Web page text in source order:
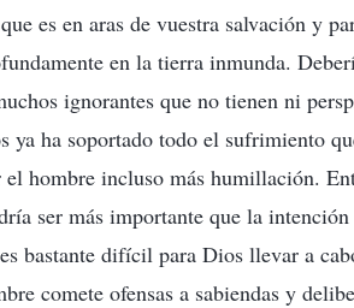
es en aras de vuestra salvación y
en la tierra inmunda.
ignorantes que no tienen ni
ya ha soportado todo el sufrimiento
hombre incluso más humillación.
ser más importante que la
bastante difícil para Dios llevar a
comete ofensas a sabiendas y